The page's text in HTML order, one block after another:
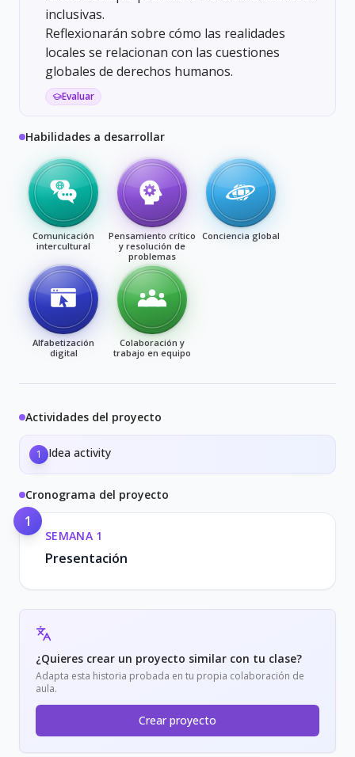
inclusivas.
Reflexionarán sobre cómo las realidades
locales se relacionan con las cuestiones
globales de derechos humanos.
Evaluar
Habilidades a desarrollar
Comunicación
intercultural
Pensamiento crítico
y resolución de
problemas
Conciencia global
Alfabetización
digital
Colaboración y
trabajo en equipo
Actividades del proyecto
1 Idea activity
Cronograma del proyecto
1
SEMANA 1
Presentación
¿Quieres crear un proyecto similar con tu clase?
Adapta esta historia probada en tu propia colaboración de
aula.
Crear proyecto